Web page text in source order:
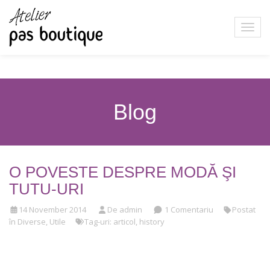
Blog
O POVESTE DESPRE MODĂ ŞI
TUTU-URI
14 November 2014 De admin 1 Comentariu
Postat
în Diverse, Utile Tag-uri: articol, history